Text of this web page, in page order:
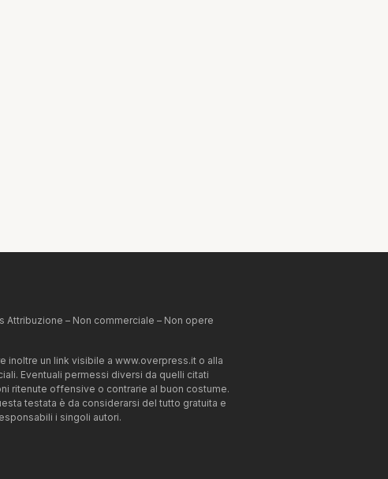
– Non commerciale – Non opere
un link visibile a www.overpress.it o alla
Eventuali permessi diversi da quelli citati
ritenute offensive o contrarie al buon costume.
testata è da considerarsi del tutto gratuita e
i singoli autori.